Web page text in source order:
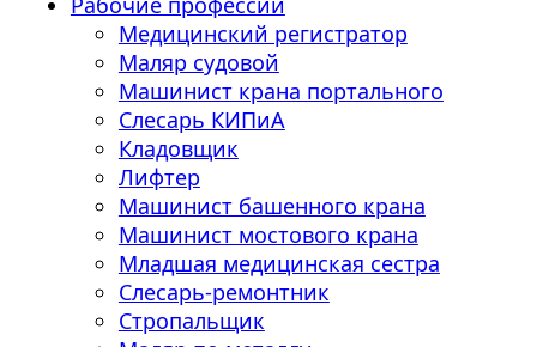
Медицинский регистратор
Маляр судовой
Машинист крана портального
Слесарь КИПиА
Кладовщик
Лифтер
Машинист башенного крана
Машинист мостового крана
Младшая медицинская сестра
Слесарь-ремонтник
Стропальщик